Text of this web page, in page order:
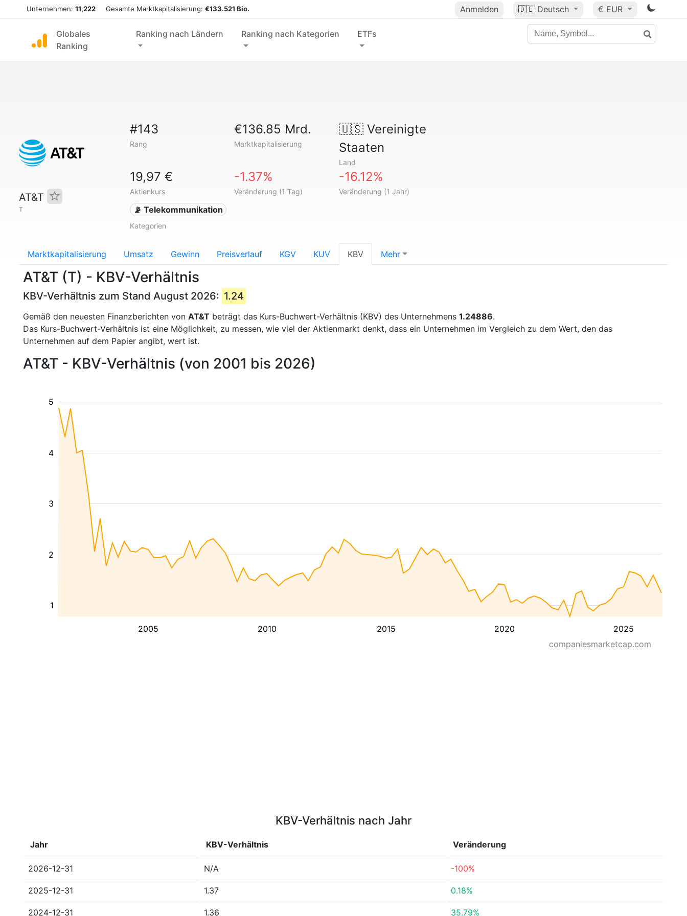
Unternehmen: 11,222 Gesamte Marktkapitalisierung: €133.521 Bio. Anmelden 🇩🇪 Deutsch € EUR
Globales
Ranking
Ranking nach Ländern Ranking nach Kategorien ETFs
AT&T
T
#143
Rang
€136.85 Mrd.
Marktkapitalisierung
🇺🇸Vereinigte
Staaten
Land
19,97 €
Aktienkurs
-1.37%
Veränderung (1 Tag)
-16.12%
Veränderung (1 Jahr)
📡 Telekommunikation
Kategorien
Marktkapitalisierung Umsatz Gewinn Preisverlauf KGV KUV KBV Mehr
AT&T (T) - KBV-Verhältnis
KBV-Verhältnis zum Stand August 2026: 1.24
Gemäß den neuesten Finanzberichten von AT&T beträgt das Kurs-Buchwert-Verhältnis (KBV) des Unternehmens 1.24886.
Das Kurs-Buchwert-Verhältnis ist eine Möglichkeit, zu messen, wie viel der Aktienmarkt denkt, dass ein Unternehmen im Vergleich zu dem Wert, den das
Unternehmen auf dem Papier angibt, wert ist.
AT&T - KBV-Verhältnis (von 2001 bis 2026)
2005 2010 2015 2020 2025
1
2
3
4
5
companiesmarketcap.com
KBV-Verhältnis nach Jahr
Jahr KBV-Verhältnis Veränderung
2026-12-31 N/A -100%
2025-12-31 1.37 0.18%
2024-12-31 1.36 35.79%